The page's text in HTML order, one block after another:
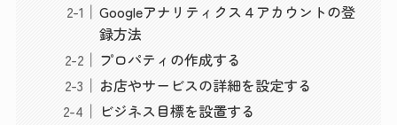
Googleアナリティクス４アカウントの登
録方法
プロパティの作成する
お店やサービスの詳細を設定する
ビジネス目標を設置する